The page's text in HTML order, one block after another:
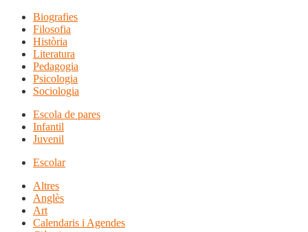
Biografies
Filosofia
Història
Literatura
Pedagogia
Psicologia
Sociologia
Escola de pares
Infantil
Juvenil
Escolar
Altres
Anglès
Art
Calendaris i Agendes